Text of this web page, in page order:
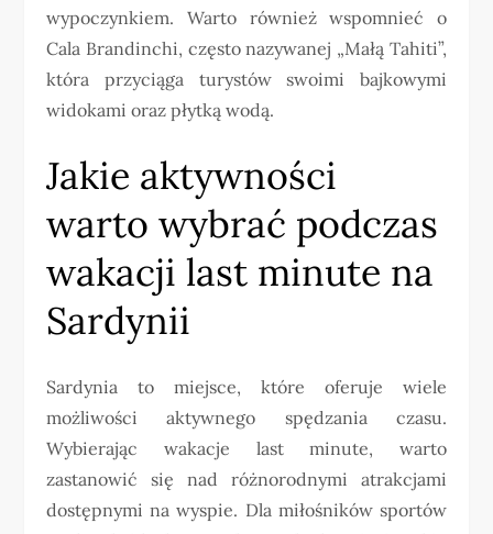
wypoczynkiem. Warto również wspomnieć o
Cala Brandinchi, często nazywanej „Małą Tahiti”,
która przyciąga turystów swoimi bajkowymi
widokami oraz płytką wodą.
Jakie aktywności
warto wybrać podczas
wakacji last minute na
Sardynii
Sardynia to miejsce, które oferuje wiele
możliwości aktywnego spędzania czasu.
Wybierając wakacje last minute, warto
zastanowić się nad różnorodnymi atrakcjami
dostępnymi na wyspie. Dla miłośników sportów